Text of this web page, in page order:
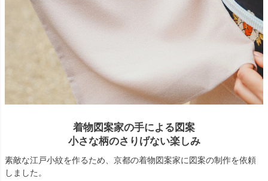
着物図案家の手による図案
小さな柄のさりげない楽しみ
素敵な江戸小紋を作るため、京都の着物図案家に図案の制作を依頼
しました。